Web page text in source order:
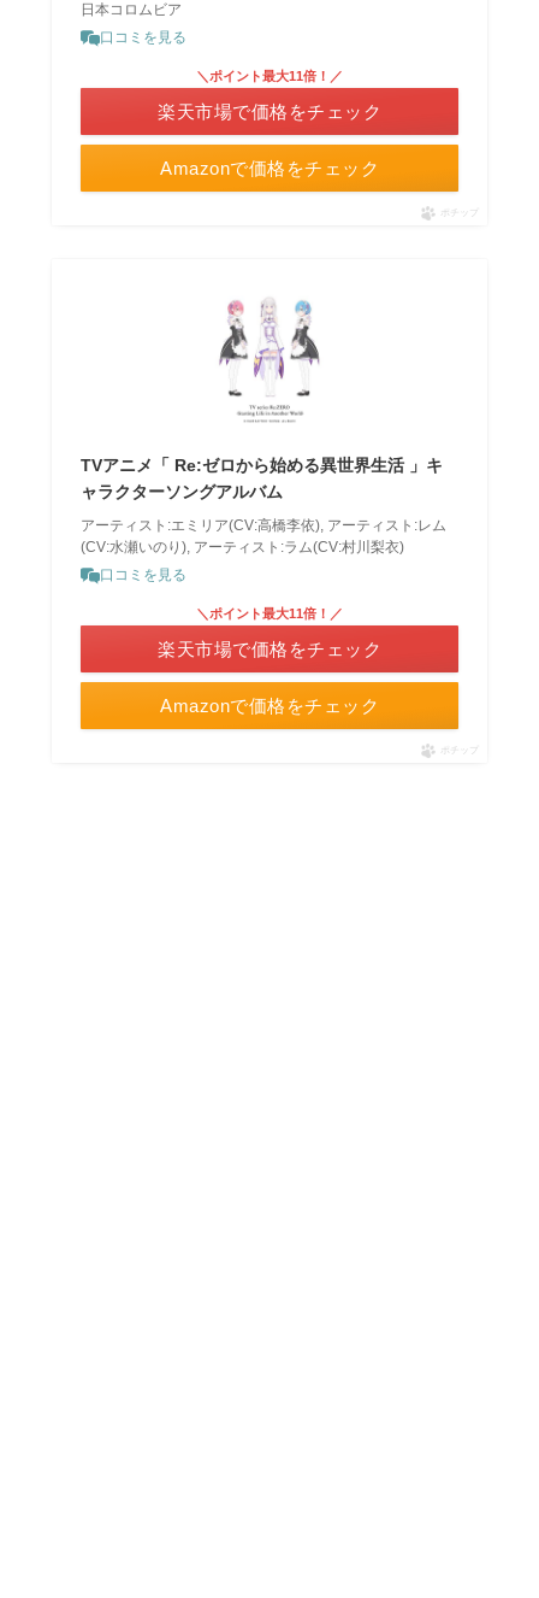
日本コロムビア
口コミを見る
Amazonで価格をチェック
＼ポイント最大11倍！／
楽天市場で価格をチェック
ポチップ
TVアニメ「 Re:ゼロから始める異世界生活 」キ
ャラクターソングアルバム
アーティスト:エミリア(CV:高橋李依), アーティスト:レム
(CV:水瀬いのり), アーティスト:ラム(CV:村川梨衣)
口コミを見る
Amazonで価格をチェック
＼ポイント最大11倍！／
楽天市場で価格をチェック
ポチップ